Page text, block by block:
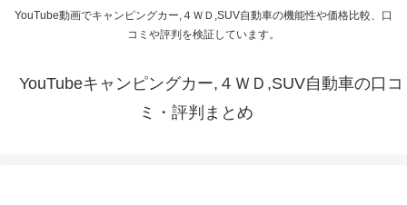
YouTube動画でキャンピングカー,４ＷＤ,SUV自動車の機能性や価格比較、口
コミや評判を検証しています。
YouTubeキャンピングカー,４ＷＤ,SUV自動車の口コ
ミ・評判まとめ